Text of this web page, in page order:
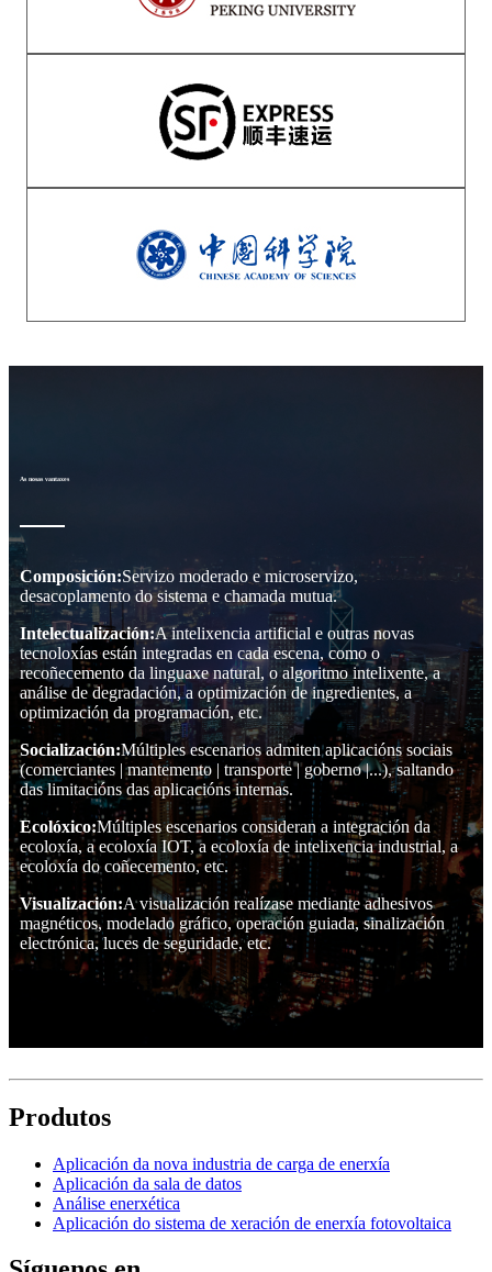
As nosas vantaxes
Composición:Servizo moderado e microservizo,
desacoplamento do sistema e chamada mutua.
Intelectualización:A intelixencia artificial e outras novas
tecnoloxías están integradas en cada escena, como o
recoñecemento da linguaxe natural, o algoritmo intelixente, a
análise de degradación, a optimización de ingredientes, a
optimización da programación, etc.
Socialización:Múltiples escenarios admiten aplicacións sociais
(comerciantes | mantemento | transporte | goberno |...), saltando
das limitacións das aplicacións internas.
Ecolóxico:Múltiples escenarios consideran a integración da
ecoloxía, a ecoloxía IOT, a ecoloxía de intelixencia industrial, a
ecoloxía do coñecemento, etc.
Visualización:A visualización realízase mediante adhesivos
magnéticos, modelado gráfico, operación guiada, sinalización
electrónica, luces de seguridade, etc.
Produtos
Aplicación da nova industria de carga de enerxía
Aplicación da sala de datos
Análise enerxética
Aplicación do sistema de xeración de enerxía fotovoltaica